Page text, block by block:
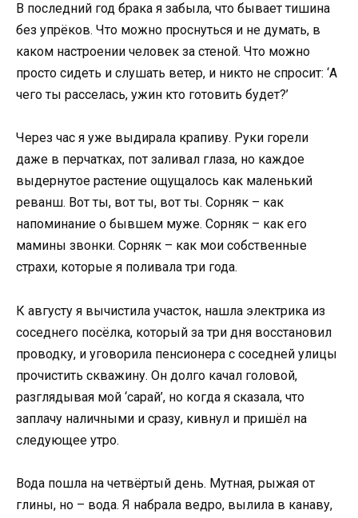
В последний год брака я забыла, что бывает тишина
без упрёков. Что можно проснуться и не думать, в
каком настроении человек за стеной. Что можно
просто сидеть и слушать ветер, и никто не спросит: ‘А
чего ты расселась, ужин кто готовить будет?’
Через час я уже выдирала крапиву. Руки горели
даже в перчатках, пот заливал глаза, но каждое
выдернутое растение ощущалось как маленький
реванш. Вот ты, вот ты, вот ты. Сорняк – как
напоминание о бывшем муже. Сорняк – как его
мамины звонки. Сорняк – как мои собственные
страхи, которые я поливала три года.
К августу я вычистила участок, нашла электрика из
соседнего посёлка, который за три дня восстановил
проводку, и уговорила пенсионера с соседней улицы
прочистить скважину. Он долго качал головой,
разглядывая мой ‘сарай’, но когда я сказала, что
заплачу наличными и сразу, кивнул и пришёл на
следующее утро.
Вода пошла на четвёртый день. Мутная, рыжая от
глины, но – вода. Я набрала ведро, вылила в канаву,